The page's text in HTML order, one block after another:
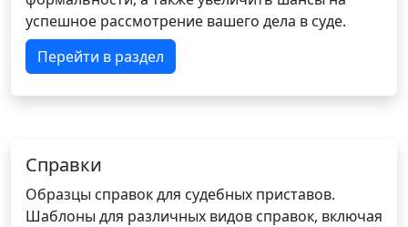
успешное рассмотрение вашего дела в суде.
Перейти в раздел
Справки
Образцы справок для судебных приставов.
Шаблоны для различных видов справок, включая